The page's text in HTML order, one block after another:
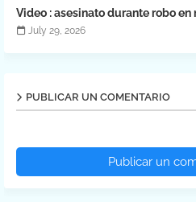
Video : asesinato durante robo
July 29, 2026
PUBLICAR UN COMENTARIO
Publicar un